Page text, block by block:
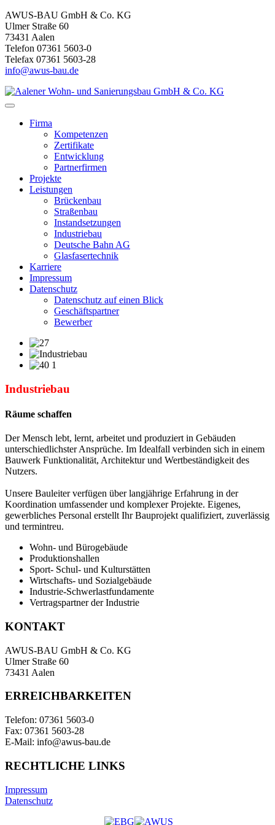
AWUS-BAU GmbH & Co. KG
Ulmer Straße 60
73431 Aalen
Telefon 07361 5603-0
Telefax 07361 5603-28
info@awus-bau.de
Firma
Kompetenzen
Zertifikate
Entwicklung
Partnerfirmen
Projekte
Leistungen
Brückenbau
Straßenbau
Instandsetzungen
Industriebau
Deutsche Bahn AG
Glasfasertechnik
Karriere
Impressum
Datenschutz
Datenschutz auf einen Blick
Geschäftspartner
Bewerber
Industriebau
Räume schaffen
Der Mensch lebt, lernt, arbeitet und produziert in Gebäuden
unterschiedlichster Ansprüche. Im Idealfall verbinden sich in einem
Bauwerk Funktionalität, Architektur und Wertbeständigkeit des
Nutzers.
Unsere Bauleiter verfügen über langjährige Erfahrung in der
Koordination umfassender und komplexer Projekte. Eigenes,
gewerbliches Personal erstellt Ihr Bauprojekt qualifiziert, zuverlässig
und termintreu.
Wohn- und Bürogebäude
Produktionshallen
Sport- Schul- und Kulturstätten
Wirtschafts- und Sozialgebäude
Industrie-Schwerlastfundamente
Vertragspartner der Industrie
KONTAKT
AWUS-BAU GmbH & Co. KG
Ulmer Straße 60
73431 Aalen
ERREICHBARKEITEN
Telefon: 07361 5603-0
Fax: 07361 5603-28
E-Mail: info@awus-bau.de
RECHTLICHE LINKS
Impressum
Datenschutz